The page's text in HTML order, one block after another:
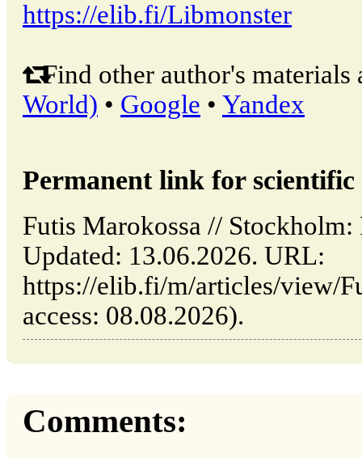
https://elib.fi/Libmonster
Find other author's materials
World) • Google • Yandex
Permanent link for
Futis Marokossa //
Updated: 13.06.2026. URL:
https://elib.fi/m/articles/view/
access: 08.08.2026).
Comments: